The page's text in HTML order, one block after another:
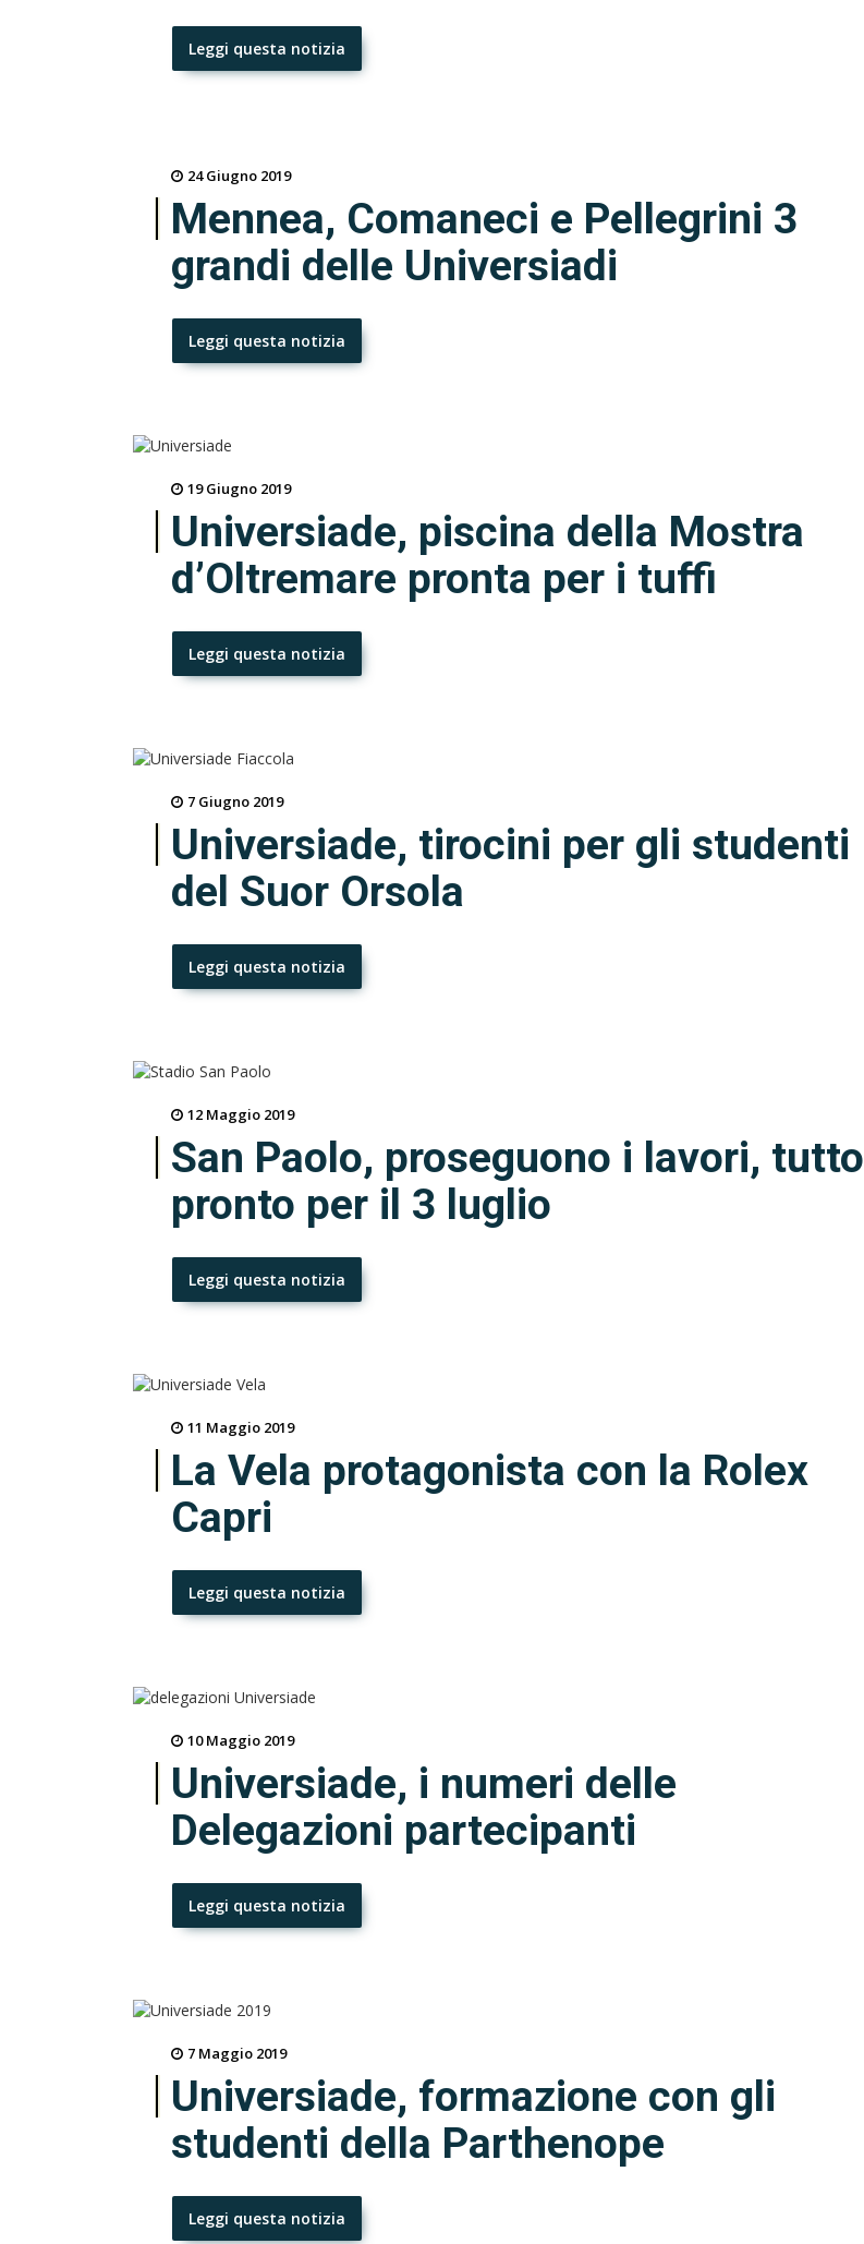
Leggi questa notizia
24 Giugno 2019
Mennea, Comaneci e Pellegrini 3
grandi delle Universiadi
Leggi questa notizia
19 Giugno 2019
Universiade, piscina della Mostra
d’Oltremare pronta per i tuffi
Leggi questa notizia
7 Giugno 2019
Universiade, tirocini per gli studenti
del Suor Orsola
Leggi questa notizia
12 Maggio 2019
San Paolo, proseguono i lavori, tutto
pronto per il 3 luglio
Leggi questa notizia
11 Maggio 2019
La Vela protagonista con la Rolex
Capri
Leggi questa notizia
10 Maggio 2019
Universiade, i numeri delle
Delegazioni partecipanti
Leggi questa notizia
7 Maggio 2019
Universiade, formazione con gli
studenti della Parthenope
Leggi questa notizia